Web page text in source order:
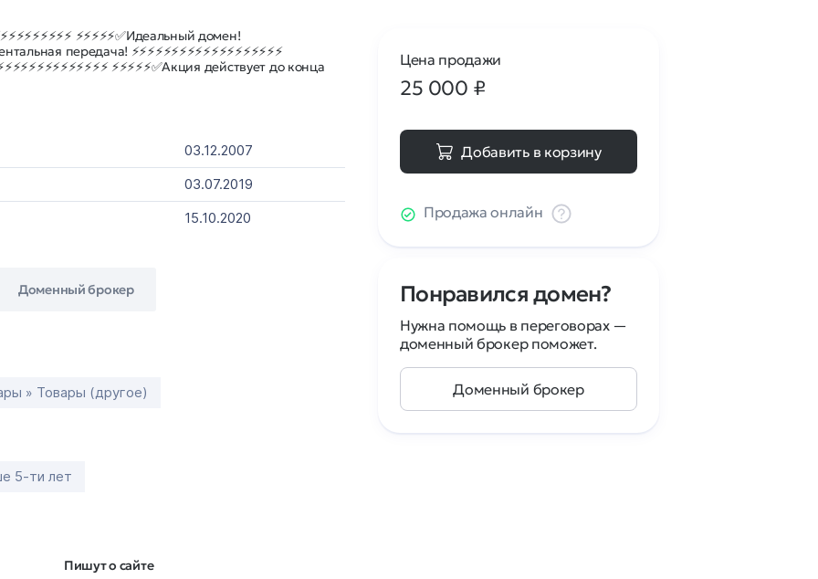
⚡⚡⚡⚡⚡✅Идеальный домен!
передача! ⚡⚡⚡⚡⚡⚡⚡⚡⚡⚡⚡⚡⚡⚡⚡⚡⚡⚡⚡
⚡⚡⚡⚡⚡✅Акция действует до конца
03.12.2007
03.07.2019
15.10.2020
Доменный брокер
» Товары (другое)
5-ти лет
Пишут о сайте
Цена продажи
25 000 ₽
Добавить в корзину
Продажа онлайн
Понравился домен?
Нужна помощь в переговорах —
доменный брокер поможет.
Доменный брокер